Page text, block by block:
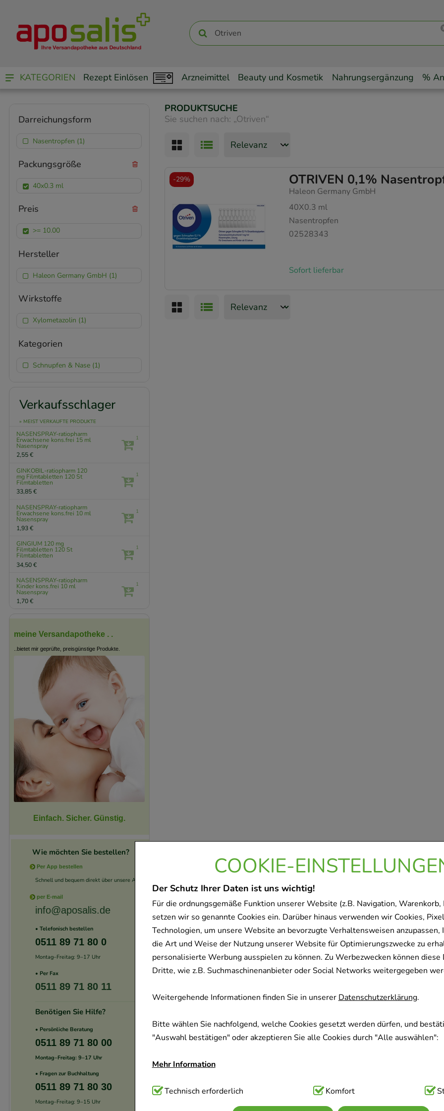
COOKIE-
Der Schutz Ihrer Daten ist uns wichtig!
Für die ordnungsgemäße Funktion unserer Website (z.B. Navigation, Warenkorb,
setzen wir so genannte Cookies ein. Darüber hinaus verwenden wir Cookies,
Technologien, um unsere Website an bevorzugte Verhaltensweisen anzupassen,
die Art und Weise der Nutzung unserer Website für Optimierungszwecke zu
personalisierte Werbung ausspielen zu können. Zu Werbezwecken können diese
Dritte, wie z.B. Suchmaschinenanbieter oder Social Networks weitergegeben
Weitergehende Informationen finden Sie in unsererDatenschutzerklärung.
Bitte wählen Sie nachfolgend, welche Cookies gesetzt werden dürfen, und
"Auswahl bestätigen" oder akzeptieren Sie alle Cookies durch "Alle auswählen":
Mehr Information
Technisch Notwendig:Hierbei handelt es sich um Cookies, die für die
Website notwendig sind (z.B. Navigation, Warenkorb, Kundenkonto), weshalb
Technisch erforderlich Komfort
KATEGORIEN Rezept Einlösen Arzneimittel Beauty und Kosmetik Nahrungsergänzung %
PRODUKTSUCHE
Sie suchen nach: „Otriven“
OTRIVEN 0,1%
Haleon Germany GmbH
40X0.3 ml
Nasentropfen
02528343
Sofort lieferbar
-29%
Darreichungsform
Nasentropfen (1)
Packungsgröße
40x0.3 ml
Preis
>= 10.00
Hersteller
Haleon Germany GmbH (1)
Wirkstoffe
Xylometazolin (1)
Kategorien
Schnupfen & Nase (1)
Verkaufsschlager
» MEIST VERKAUFTE PRODUKTE
NASENSPRAY-ratiopharm
Erwachsene kons.frei 15 ml
Nasenspray
2,55 €
1
GINKOBIL-ratiopharm 120
mg Filmtabletten 120 St
Filmtabletten
33,85 €
1
NASENSPRAY-ratiopharm
Erwachsene kons.frei 10 ml
Nasenspray
1,93 €
1
GINGIUM 120 mg
Filmtabletten 120 St
Filmtabletten
34,50 €
1
NASENSPRAY-ratiopharm
Kinder kons.frei 10 ml
Nasenspray
1,70 €
1
meine Versandapotheke . .
..bietet mir geprüfte, preisgünstige Produkte.
Einfach. Sicher. Günstig.
Wie möchten Sie bestellen?
Per App bestellen
Schnell und bequem direkt über unsere App.
per E-mail
info@aposalis.de
• Telefonisch bestellen
0511 89 71 80 0
Montag–Freitag: 9–17 Uhr
• Per Fax
0511 89 71 80 11
Benötigen Sie Hilfe?
• Persönliche Beratung
0511 89 71 80 00
Montag–Freitag: 9–17 Uhr
• Fragen zur Buchhaltung
0511 89 71 80 30
Montag–Freitag: 9–15 Uhr